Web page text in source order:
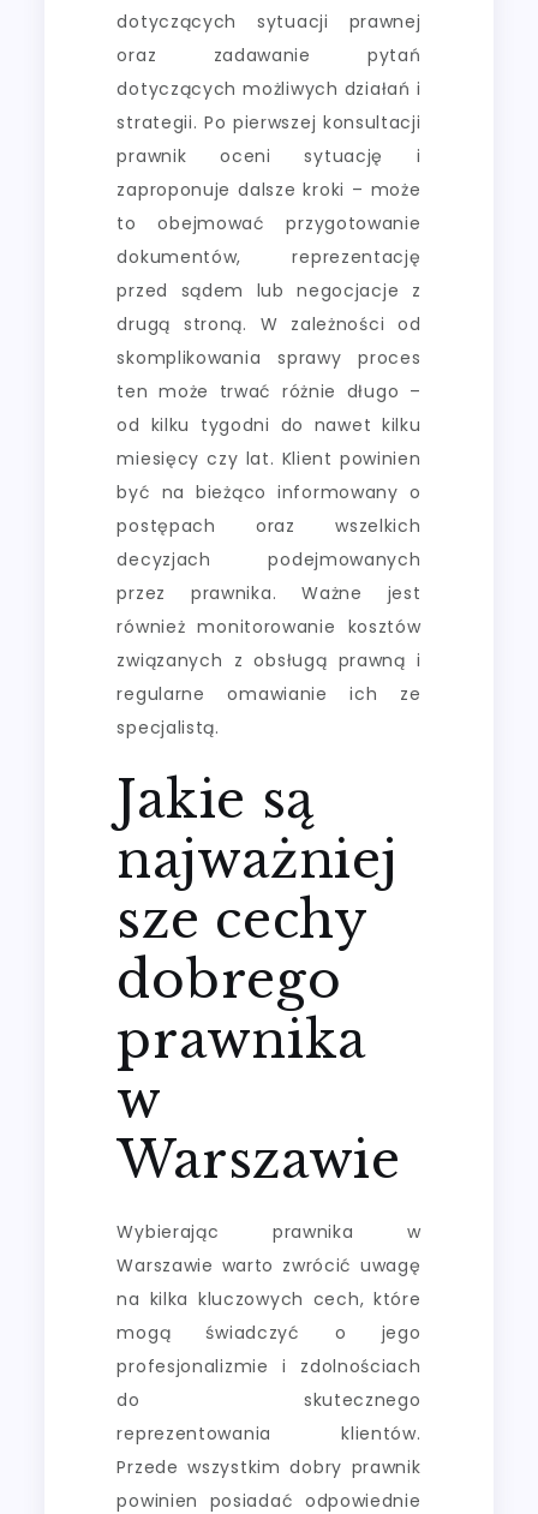
dotyczących sytuacji prawnej
oraz zadawanie pytań
dotyczących możliwych działań i
strategii. Po pierwszej konsultacji
prawnik oceni sytuację i
zaproponuje dalsze kroki – może
to obejmować przygotowanie
dokumentów, reprezentację
przed sądem lub negocjacje z
drugą stroną. W zależności od
skomplikowania sprawy proces
ten może trwać różnie długo –
od kilku tygodni do nawet kilku
miesięcy czy lat. Klient powinien
być na bieżąco informowany o
postępach oraz wszelkich
decyzjach podejmowanych
przez prawnika. Ważne jest
również monitorowanie kosztów
związanych z obsługą prawną i
regularne omawianie ich ze
specjalistą.
Jakie są
najważniej
sze cechy
dobrego
prawnika
w
Warszawie
Wybierając prawnika w
Warszawie warto zwrócić uwagę
na kilka kluczowych cech, które
mogą świadczyć o jego
profesjonalizmie i zdolnościach
do skutecznego
reprezentowania klientów.
Przede wszystkim dobry prawnik
powinien posiadać odpowiednie